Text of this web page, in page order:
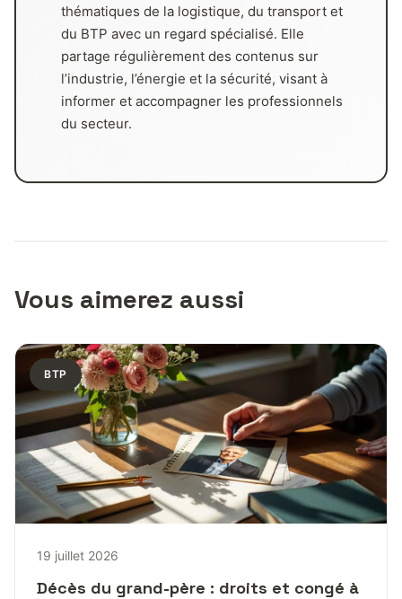
thématiques de la logistique, du transport et
du BTP avec un regard spécialisé. Elle
partage régulièrement des contenus sur
l’industrie, l’énergie et la sécurité, visant à
informer et accompagner les professionnels
du secteur.
Vous aimerez aussi
BTP
19 juillet 2026
Décès du grand-père : droits et congé à